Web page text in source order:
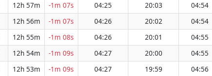
12h 57m -1m 07s 04:25 20:03 04:54
12h 56m -1m 07s 04:26 20:02 04:54
12h 55m -1m 08s 04:26 20:01 04:55
12h 54m -1m 09s 04:27 20:00 04:55
12h 53m -1m 09s 04:27 19:59 04:56